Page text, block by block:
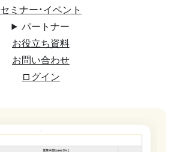
セミナー・イベント
パートナー
お役立ち資料
お問い合わせ
ログイン